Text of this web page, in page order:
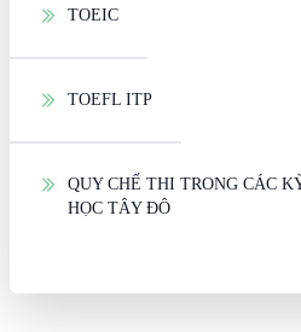
TOEIC
TOEFL ITP
QUY CHẾ THI TRONG CÁC
HỌC TÂY ĐÔ